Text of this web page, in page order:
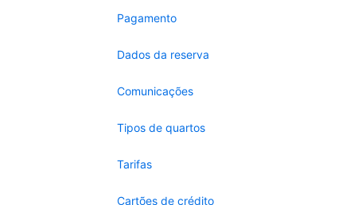
Pagamento
Dados da reserva
Comunicações
Tipos de quartos
Tarifas
Cartões de crédito